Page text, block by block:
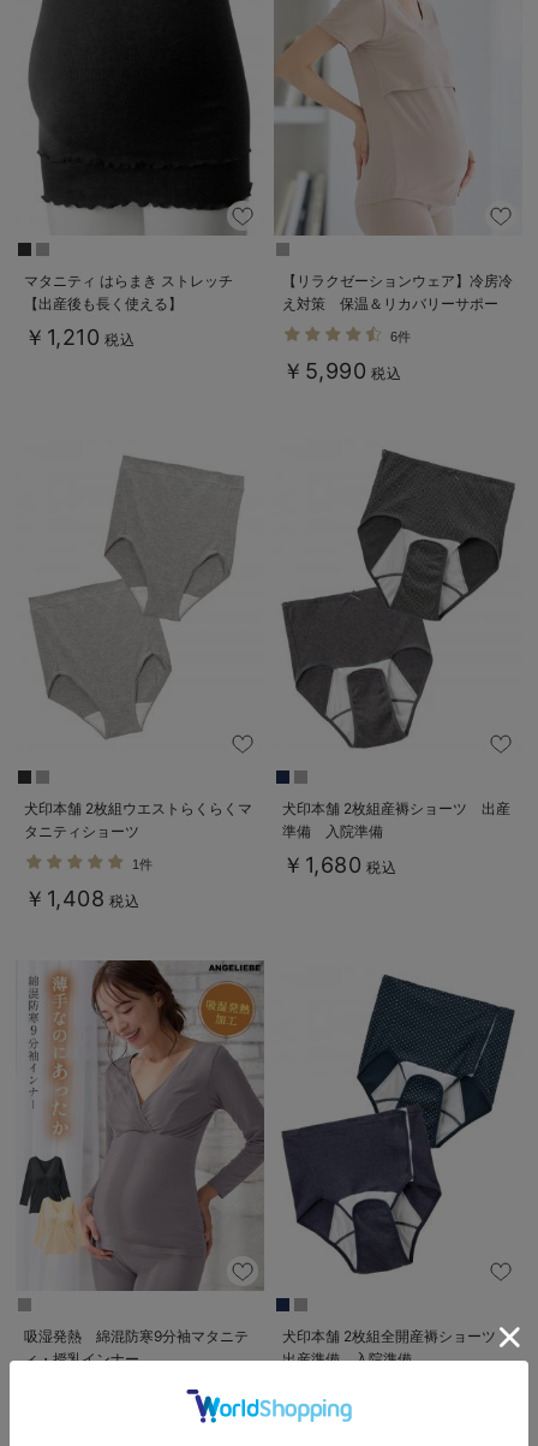
マタニティ はらまき ストレッチ
【出産後も長く使える】
￥1,210 税込
【リラクゼーションウェア】冷房冷
え対策 保温＆リカバリーサポー
ト momRest 半袖Tシャツ
efe×ANGELIEBEコラボ 光電子
日本製
6件
￥5,990 税込
犬印本舗 2枚組ウエストらくらくマ
タニティショーツ
1件
￥1,408 税込
犬印本舗 2枚組産褥ショーツ 出産
準備 入院準備
￥1,680 税込
吸湿発熱 綿混防寒9分袖マタニテ
ィ・授乳インナー
犬印本舗 2枚組全開産褥ショーツ
出産準備 入院準備